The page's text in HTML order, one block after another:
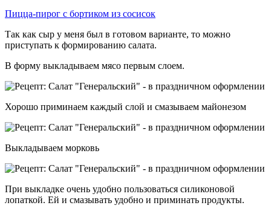
Пицца-пирог с бортиком из сосисок
Так как сыр у меня был в готовом варианте, то можно
приступать к формированию салата.
В форму выкладываем мясо первым слоем.
Хорошо приминаем каждый слой и смазываем майонезом
Выкладываем морковь
При выкладке очень удобно пользоваться силиконовой
лопаткой. Ей и смазывать удобно и приминать продукты.